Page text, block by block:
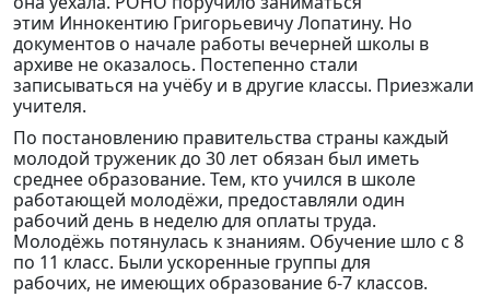
этим Иннокентию Григорьевичу Лопатину. Но
документов о начале работы вечерней школы в
архиве не оказалось. Постепенно стали
записываться на учёбу и в другие классы. Приезжали
учителя.
По постановлению правительства страны каждый
молодой труженик до 30 лет обязан был иметь
среднее образование. Тем, кто учился в школе
работающей молодёжи, предоставляли один
рабочий день в неделю для оплаты труда.
Молодёжь потянулась к знаниям. Обучение шло с 8
по 11 класс. Были ускоренные группы для
рабочих, не имеющих образование 6-7 классов.